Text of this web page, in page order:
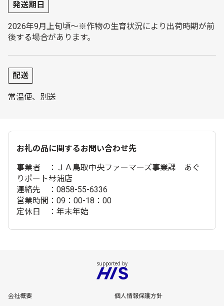
発送期日
2026年9月上旬頃～※作物の生育状況により出荷時期が前
後する場合があります。
配送
常温便、別送
お礼の品に関するお問い合わせ先
事業者 ：ＪＡ鳥取中央ファーマーズ事業課 あぐ
りポート琴浦店
連絡先 ：0858-55-6336
営業時間：09：00-18：00
定休日 ：年末年始
会社概要 個人情報保護方針